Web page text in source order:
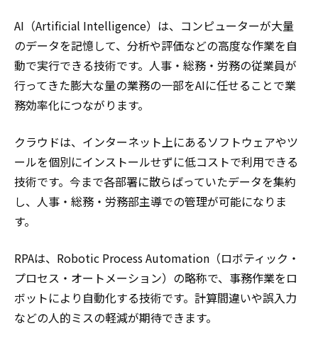
AI（Artificial Intelligence）は、コンピューターが大量
のデータを記憶して、分析や評価などの高度な作業を自
動で実行できる技術です。人事・総務・労務の従業員が
行ってきた膨大な量の業務の一部をAIに任せることで業
務効率化につながります。
クラウドは、インターネット上にあるソフトウェアやツ
ールを個別にインストールせずに低コストで利用できる
技術です。今まで各部署に散らばっていたデータを集約
し、人事・総務・労務部主導での管理が可能になりま
す。
RPAは、Robotic Process Automation（ロボティック・
プロセス・オートメーション）の略称で、事務作業をロ
ボットにより自動化する技術です。計算間違いや誤入力
などの人的ミスの軽減が期待できます。